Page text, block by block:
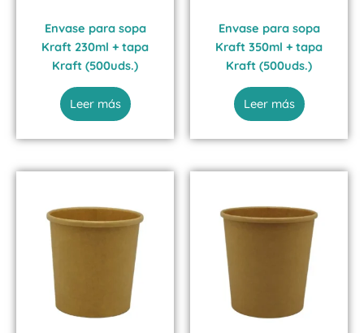
Envase para sopa
Kraft 230ml + tapa
Kraft (500uds.)
Leer más
Envase para sopa
Kraft 350ml + tapa
Kraft (500uds.)
Leer más